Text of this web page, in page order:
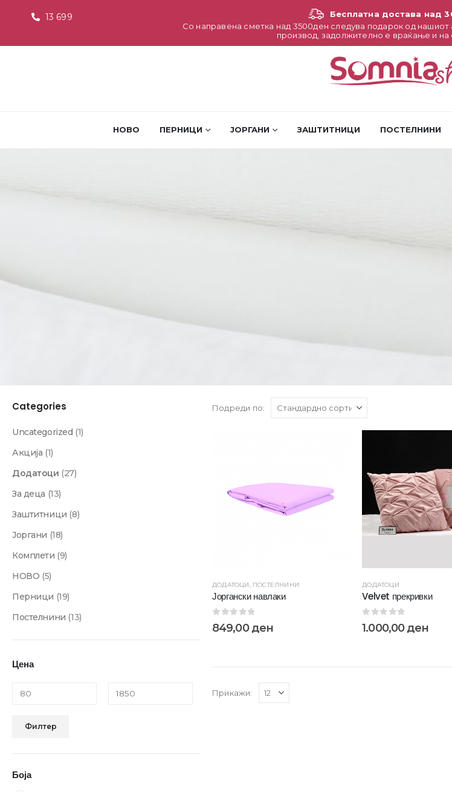
13 699
Бесплатна достава над
Со направена сметка над 3500ден следува подарок од
производ, задолжително е враќање и на
НОВО ПЕРНИЦИ ЈОРГАНИ ЗАШТИТНИЦИ ПОСТЕЛНИНИ
Подреди по:
ДОДАТОЦИ, ПОСТЕЛНИНИ
Јоргански навлаки
0out of 5
849,00ден
ДОДАТОЦИ
Velvet прекривки
0 out of 5
1.000,00ден
Прикажи:
Categories
Uncategorized (1)
Акција (1)
Додатоци (27)
За деца (13)
Заштитници (8)
Јоргани (18)
Комплети (9)
НОВО (5)
Перници (19)
Постелнини (13)
Цена
Филтер
Боја